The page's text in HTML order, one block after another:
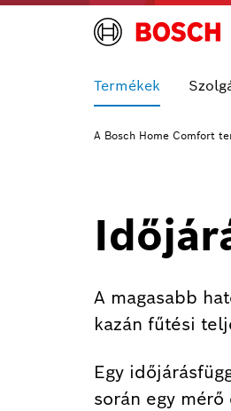
Termékek
A Bosch Home Comfort
A magasabb
kazán fűtési
Egy
során egy